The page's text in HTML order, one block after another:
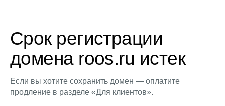
Срок регистрации
домена roos.ru истек
Если вы хотите сохранить домен — оплатите
продление в разделе «Для клиентов».